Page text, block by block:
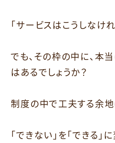
「サービスはこうしなけ
でも、その枠の中に、本
はあるでしょうか？
制度の中で工夫する余地
「できない」を「できる」